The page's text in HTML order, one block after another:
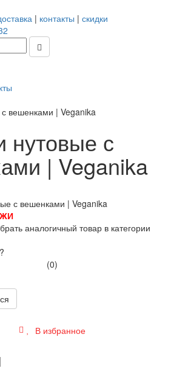
| контакты | скидки
с вешенками | Veganika
нутовые с
| Veganika
аналогичный товар в категории
(0)
В избранное